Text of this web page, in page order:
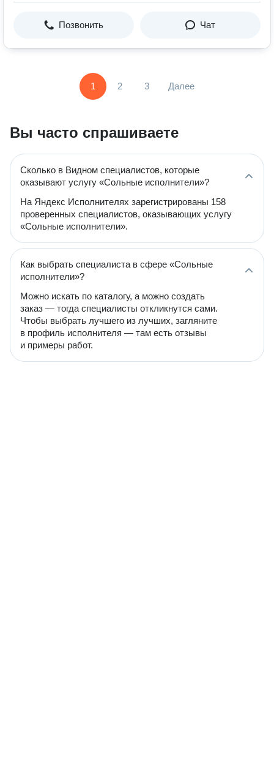
Позвонить Чат
1 2 3 Далее
Вы часто спрашиваете
Сколько в Видном специалистов, которые
оказывают услугу «Сольные исполнители»?
На Яндекс Исполнителях зарегистрированы 158
проверенных специалистов, оказывающих услугу
«Сольные исполнители».
Как выбрать специалиста в сфере «Сольные
исполнители»?
Можно искать по каталогу, а можно создать
заказ — тогда специалисты откликнутся сами.
Чтобы выбрать лучшего из лучших, загляните
в профиль исполнителя — там есть отзывы
и примеры работ.